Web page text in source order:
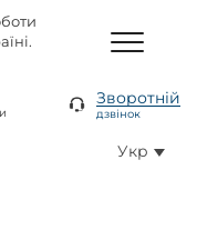
Зворотній
дзвінок
Укр